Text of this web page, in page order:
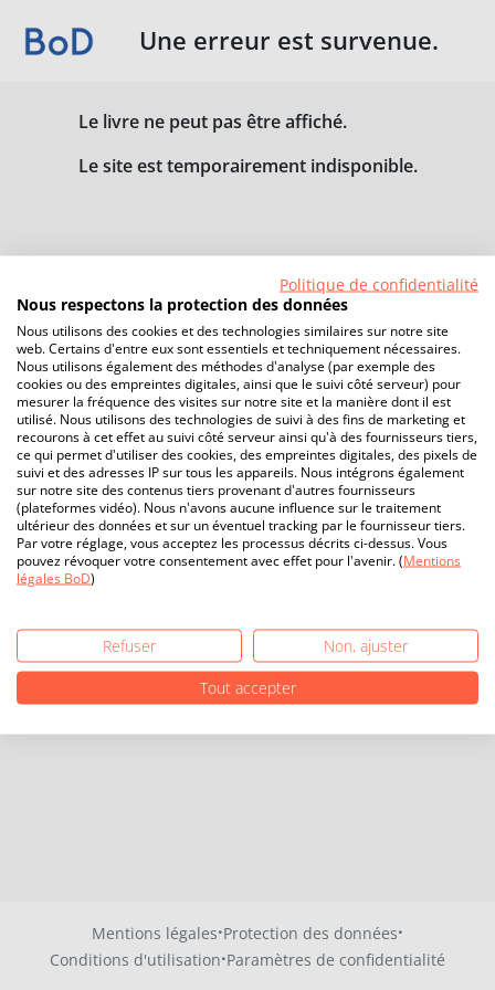
Une erreur est survenue.
Le livre ne peut pas être affiché.
Le site est temporairement indisponible.
Mentions légales·Protection des données·
Conditions d'utilisation·Paramètres de confidentialité
Politique de confidentialité
Nous respectons la protection des données
Nous utilisons des cookies et des technologies similaires sur notre site
web. Certains d'entre eux sont essentiels et techniquement nécessaires.
Nous utilisons également des méthodes d'analyse (par exemple des
cookies ou des empreintes digitales, ainsi que le suivi côté serveur) pour
mesurer la fréquence des visites sur notre site et la manière dont il est
utilisé. Nous utilisons des technologies de suivi à des fins de marketing et
recourons à cet effet au suivi côté serveur ainsi qu'à des fournisseurs tiers,
ce qui permet d'utiliser des cookies, des empreintes digitales, des pixels de
suivi et des adresses IP sur tous les appareils. Nous intégrons également
sur notre site des contenus tiers provenant d'autres fournisseurs
(plateformes vidéo). Nous n'avons aucune influence sur le traitement
ultérieur des données et sur un éventuel tracking par le fournisseur tiers.
Par votre réglage, vous acceptez les processus décrits ci-dessus. Vous
pouvez révoquer votre consentement avec effet pour l'avenir. (Mentions
légales BoD)
Refuser
Non, ajuster
Tout accepter